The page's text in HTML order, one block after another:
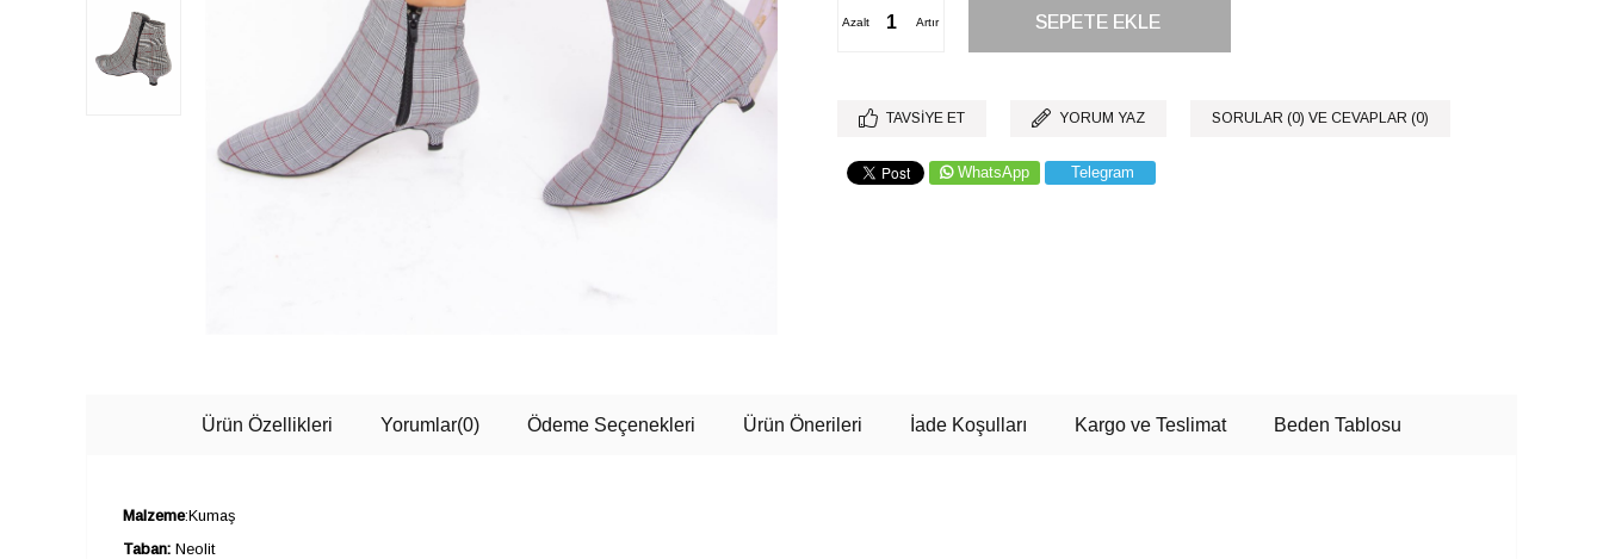
Artır
Azalt
TAVSIYE ET YORUM YAZ SORULAR (0) VE CEVAPLAR (0)
WhatsApp Telegram
Ürün Özellikleri Yorumlar(0) Ödeme Seçenekleri Ürün Önerileri İade Koşulları Kargo ve Teslimat Beden Tablosu
Malzeme:Kumaş
Taban: Neolit